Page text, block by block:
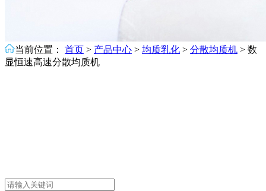
当前位置： 首页 > 产品中心 > 均质乳化 > 分散均质机 > 数
显恒速高速分散均质机